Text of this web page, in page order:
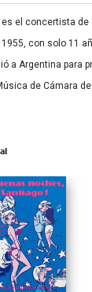
es el concertista
con solo 11
a Argentina para
de Cámara